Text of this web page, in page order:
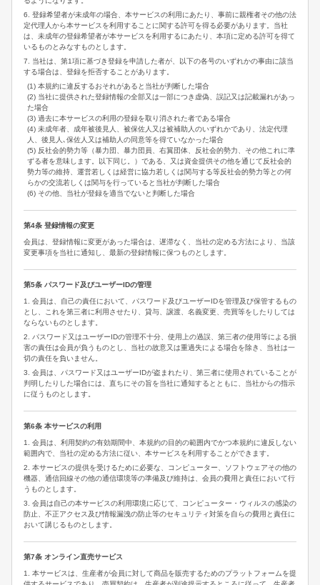
6. 登録希望者が未成年の場合、本サービスの利用にあたり、事前に親権者その他の法
定代理人から本サービスを利用することに関する許可を得る必要があります。当社
は、未成年の登録希望者が本サービスを利用するにあたり、本項に定める許可を得て
いるものとみなすものとします。
7. 当社は、第1項に基づき登録を申請した者が、以下の各号のいずれかの事由に該当
する場合は、登録を拒否することがあります。
(1) 本規約に違反するおそれがあると当社が判断した場合
(2) 当社に提供された登録情報の全部又は一部につき虚偽、誤記又は記載漏れがあっ
た場合
(3) 過去に本サービスの利用の登録を取り消された者である場合
(4) 未成年者、成年被後見人、被保佐人又は被補助人のいずれかであり、法定代理
人、後見人､保佐人又は補助人の同意等を得ていなかった場合
(5) 反社会的勢力等（暴力団、暴力団員、右翼団体、反社会的勢力、その他これに準
ずる者を意味します。以下同じ。）である、又は資金提供その他を通じて反社会的
勢力等の維持、運営若しくは経営に協力若しくは関与する等反社会的勢力等との何
らかの交流若しくは関与を行っていると当社が判断した場合
(6) その他、当社が登録を適当でないと判断した場合
第4条 登録情報の変更
会員は、登録情報に変更があった場合は、遅滞なく、当社の定める方法により、当該
変更事項を当社に通知し、最新の登録情報に保つものとします。
第5条 パスワード及びユーザーIDの管理
1. 会員は、自己の責任において、パスワード及びユーザーIDを管理及び保管するもの
とし、これを第三者に利用させたり、貸与、譲渡、名義変更、売買等をしたりしては
ならないものとします。
2. パスワード又はユーザーIDの管理不十分、使用上の過誤、第三者の使用等による損
害の責任は会員が負うものとし、当社の故意又は重過失による場合を除き、当社は一
切の責任を負いません。
3. 会員は、パスワード又はユーザーIDが盗まれたり、第三者に使用されていることが
判明したりした場合には、直ちにその旨を当社に通知するとともに、当社からの指示
に従うものとします。
第6条 本サービスの利用
1. 会員は、利用契約の有効期間中、本規約の目的の範囲内でかつ本規約に違反しない
範囲内で、当社の定める方法に従い、本サービスを利用することができます。
2. 本サービスの提供を受けるために必要な、コンピューター、ソフトウェアその他の
機器、通信回線その他の通信環境等の準備及び維持は、会員の費用と責任において行
うものとします。
3. 会員は自己の本サービスの利用環境に応じて、コンピューター・ウィルスの感染の
防止、不正アクセス及び情報漏洩の防止等のセキュリティ対策を自らの費用と責任に
おいて講じるものとします。
第7条 オンライン直売サービス
1. 本サービスは、生産者が会員に対して商品を販売するためのプラットフォームを提